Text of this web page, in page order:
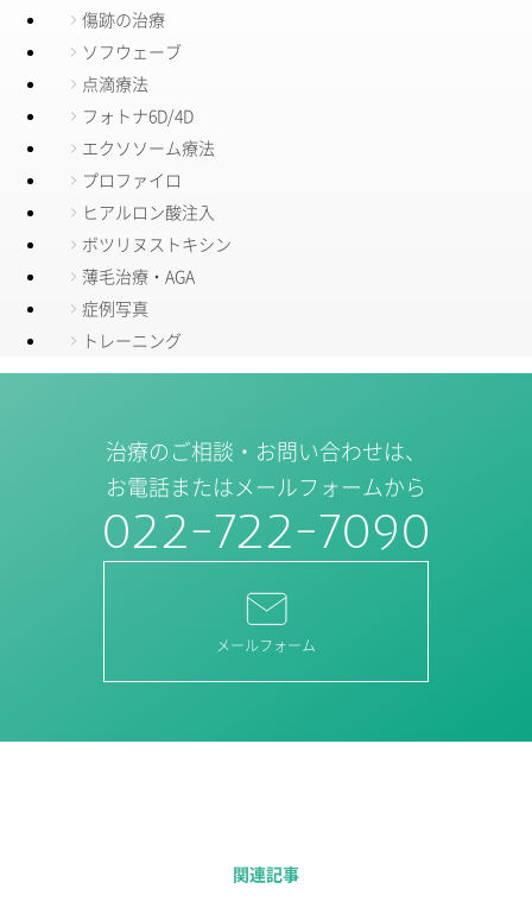
傷跡の治療
ソフウェーブ
点滴療法
フォトナ6D/4D
エクソソーム療法
プロファイロ
ヒアルロン酸注入
ボツリヌストキシン
薄毛治療・AGA
症例写真
トレーニング
治療のご相談・お問い合わせは、
お電話またはメールフォームから
022-722-7090
メールフォーム
関連記事